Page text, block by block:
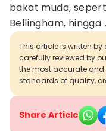
bakat muda,
Bellingham, hingga
This article is written
carefully reviewed by
the most accurate and
standards of quality,
Share Article